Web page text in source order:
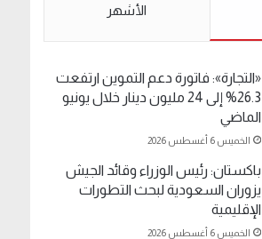
الأشهر
«التجارة»: فاتورة دعم التموين ارتفعت
26.3% إلى 24 مليون دينار خلال يونيو
الماضي
الخميس 6 أغسطس 2026
باكستان: رئيس الوزراء وقائد الجيش
يزوران السعودية لبحث التطورات
الإقليمية
الخميس 6 أغسطس 2026